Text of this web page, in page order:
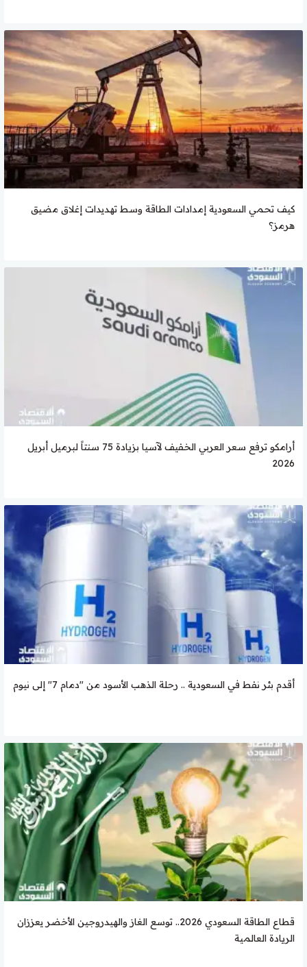
كيف تحمي السعودية إمدادات الطاقة وسط تهديدات إغلاق مضيق
هرمز؟
أرامكو ترفع سعر العربي الخفيف لآسيا بزيادة 75 سنتاً لبرميل أبريل
2026
أقدم بئر نفط في السعودية .. رحلة الذهب الأسود من "دمام 7" إلى نيوم
قطاع الطاقة السعودي 2026.. توسع الغاز والهيدروجين الأخضر يعززان
الريادة العالمية